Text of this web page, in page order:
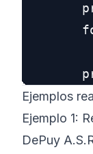
Ejemplos
Ejemplo 1:
DePuy